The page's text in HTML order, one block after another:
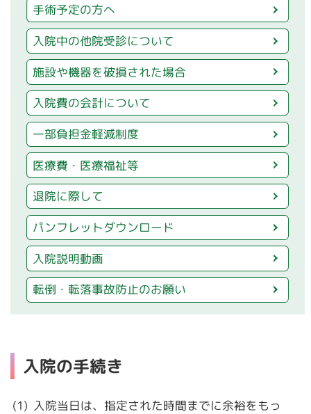
手術予定の方へ
入院中の他院受診について
施設や機器を破損された場合
入院費の会計について
一部負担金軽減制度
医療費・医療福祉等
退院に際して
パンフレットダウンロード
入院説明動画
転倒・転落事故防止のお願い
入院の手続き
入院当日は、指定された時間までに余裕をもっ